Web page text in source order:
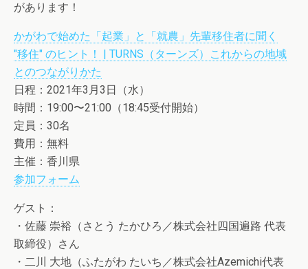
があります！
かがわで始めた「起業」と「就農」先輩移住者に聞く
"移住" のヒント！ | TURNS（ターンズ）これからの地域
とのつながりかた
日程：2021年3月3日（水）
時間：19:00〜21:00（18:45受付開始）
定員：30名
費用：無料
主催：香川県
参加フォーム
ゲスト：
・佐藤 崇裕（さとう たかひろ／株式会社四国遍路 代表
取締役）さん
・二川 大地（ふたがわ たいち／株式会社Azemichi代表